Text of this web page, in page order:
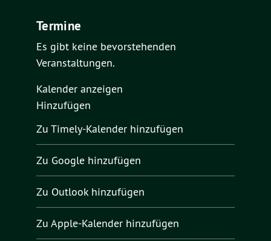
Termine
Es gibt keine bevorstehenden
Veranstaltungen.
Kalender anzeigen
Hinzufügen
Zu Timely-Kalender hinzufügen
Zu Google hinzufügen
Zu Outlook hinzufügen
Zu Apple-Kalender hinzufügen